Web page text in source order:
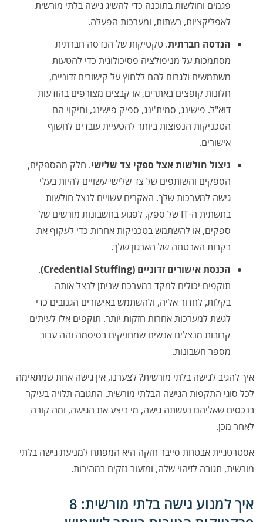
פגמים וחולשות בתוכנה כדי להשיג גישה בלתי מורשית
לאפליקציות, רשתות, ומערכות הפעלה.
הנדסה חברתית. טקטיקות של הנדסה חברתית
מסתמכות על מניפולציה פסיכולוגית כדי להטעות
משתמשים ולגרום להם ללחוץ על קישורים זדוניים,
חלונות קופצים באתרים, או קבצים מצורפים בהודעות
דוא"ל. פישינג, סמית'ינג, ספיק פישינג, וחיקוי הם
הטכניקות הנפוצות ביותר להטעיית עובדים לחשוף
אישורים.
ניצול חולשות אצל ספקי צד שלישי. חלק מהספקים,
הספקים והשותפים של צד שלישי עשויים להיות בעלי
גישה למערכות שלך. האקרים עשויים לנצל חולשות
בתשתית ה-IT של ספק, לפגוע בחשבונות מורשים של
ספקים, או להשתמש בטכניקות אחרות כדי לעקוף את
בקרות האבטחה של הארגון שלך.
הכנסת אישורים זדוניים (Credential Stuffing)
.
תוקפים יכולים למקד במערכת שניתן לנצל אותה
בקלות, לחדור אליה, ולהשתמש באישורים הגנובים כדי
לגשת למערכות אחרות חזקות יותר. תוקפים אלו לעיתים
קרובות מנצלים אנשים שמחזיקים בסיסמה זהה עבור
מספר חשבונות.
איך להגיב לגישה בלתי מורשית? לצערנו, אין גישה אחת שמתאימה
לכל סוגי התקפות הגישה הבלתי מורשית. התגובה תלויה בעיקר
בנכסים שאליהם נעשתה גישה, מי ביצע את הגישה, ומה קורה
לאחר מכן.
אסטרטגיית אבטחת סייבר חזקה היא המפתח למניעת גישה בלתי
מורשית, תגובה לזיהוי שלה, ומזעור נזקים במהירות.
איך למנוע גישה בלתי מורשית: 8